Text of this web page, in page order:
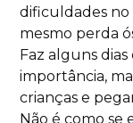
dificuldades no
mesmo perda
Faz alguns
importância,
crianças e
Não é como se